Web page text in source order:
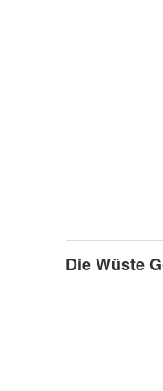
Die Wüste